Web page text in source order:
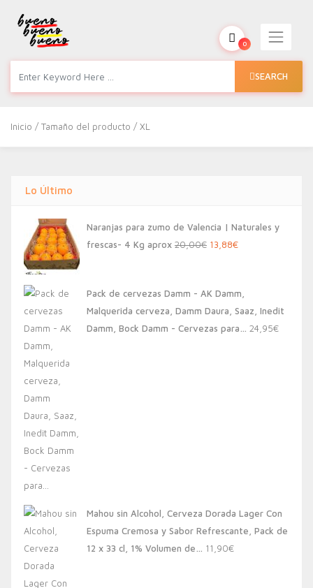
SEARCH
0
Inicio / Tamaño del producto / XL
Lo Último
Naranjas para zumo de Valencia | Naturales y
frescas- 4 Kg aprox 20,00€ El
era:
20,00€.
13,88€El
es:
13,88€.
Pack de cervezas Damm - AK Damm,
Malquerida cerveza, Damm Daura, Saaz, Inedit
Damm, Bock Damm - Cervezas para… 24,95€
Mahou sin Alcohol, Cerveza Dorada Lager Con
Espuma Cremosa y Sabor Refrescante, Pack de
12 x 33 cl, 1% Volumen de… 11,90€